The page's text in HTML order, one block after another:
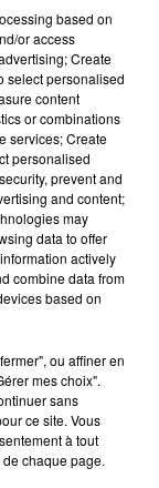
based on
or access
Create
select personalised
content
or combinations
services; Create
personalised
prevent and
and content;
may
data to offer
actively
combine data from
based on
ou affiner en
mes choix".
sans
ce site. Vous
à tout
chaque page.